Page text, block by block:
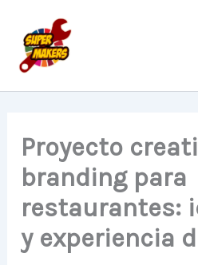
contenido
Proyecto
branding para
restaurantes:
y experiencia